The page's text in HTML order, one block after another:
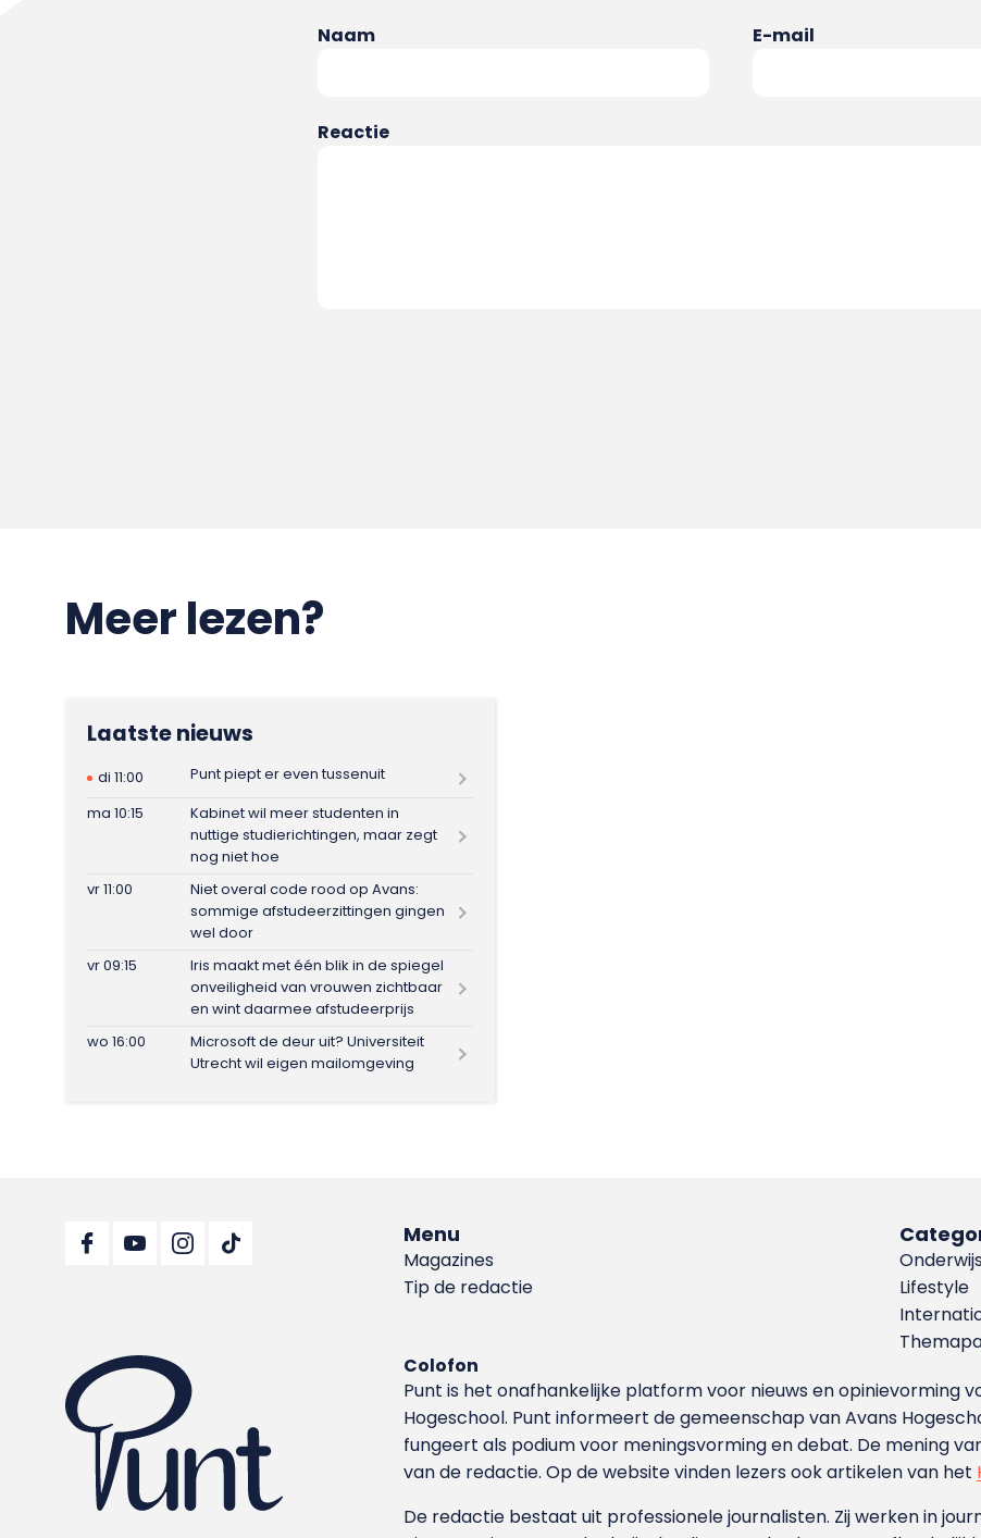
Naam E-mail
Reactie
Meer lezen?
Laatste nieuws
di 11:00
Punt piept er even tussenuit
ma 10:15
Kabinet wil meer studenten in
nuttige studierichtingen, maar zegt
nog niet hoe
vr 11:00
Niet overal code rood op Avans:
sommige afstudeerzittingen gingen
wel door
vr 09:15
Iris maakt met één blik in de spiegel
onveiligheid van vrouwen zichtbaar
en wint daarmee afstudeerprijs
wo 16:00
Microsoft de deur uit? Universiteit
Utrecht wil eigen mailomgeving
Menu
Magazines
Tip de redactie
Onderwijs
Lifestyle
Colofon
Punt is het onafhankelijke platform voor nieuws en opinievorming
Hoge­school. Punt informeert de gemeenschap van Avans
fungeert als podium voor meningsvorming en debat. De mening
van de redactie. Op de website vinden lezers ook artikelen van het
De redactie bestaat uit professionele journalisten. Zij werken in